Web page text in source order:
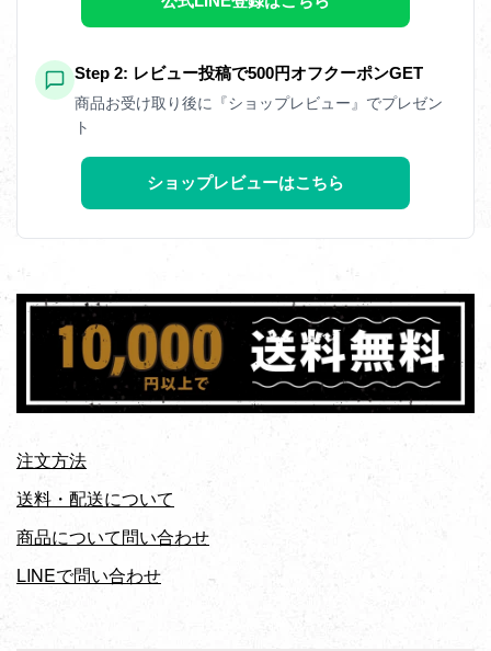
Step 2: レビュー投稿で500円オフクーポンGET
商品お受け取り後に『ショップレビュー』でプレゼン
ト
ショップレビューはこちら
注文方法
送料・配送について
商品について問い合わせ
LINEで問い合わせ